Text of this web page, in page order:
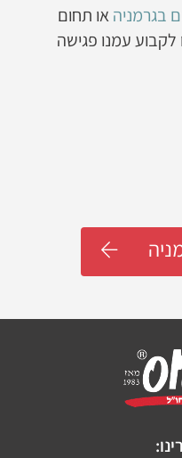
בגרמניהאו תחום
לקבוע עמנו פגישה